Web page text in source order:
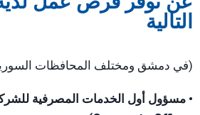
التالية
(في دمشق ومختلف المحافظات